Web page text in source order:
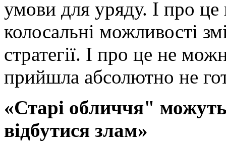
умови для уряду. І про це
колосальні можливості
стратегії. І про це не
прийшла абсолютно не
«Старі обличчя"
відбутися злам»